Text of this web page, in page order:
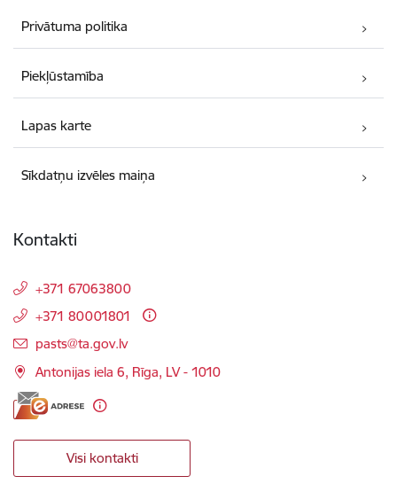
Privātuma politika
Piekļūstamība
Lapas karte
Sīkdatņu izvēles maiņa
Kontakti
+371 67063800
+371 80001801
E-pasts:
pasts@ta.gov.lv
Antonijas iela 6, Rīga, LV - 1010
Visi kontakti